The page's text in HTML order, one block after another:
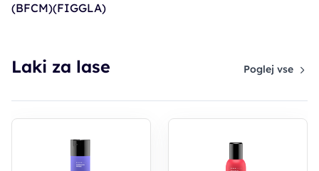
(BFCM)(FIGGLA)
Laki za lase Poglej vse